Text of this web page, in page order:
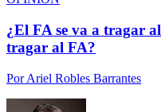
¿El FA se va a tragar
tragar al FA?
PorAriel Robles Barrantes